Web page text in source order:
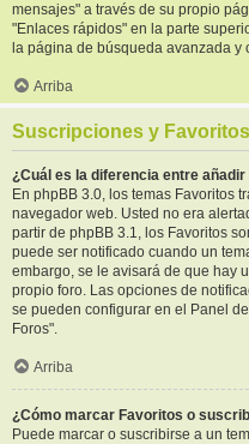
mensajes" a través de su propio
"Enlaces rápidos" en la parte
la página de búsqueda avanzada
Arriba
Suscripciones y Favoritos
¿Cuál es la diferencia entre
En phpBB 3.0, los temas Favoritos
navegador web. Usted no era
partir de phpBB 3.1, los Favoritos
puede ser notificado cuando un
embargo, se le avisará de que hay
propio foro. Las opciones de
se pueden configurar en el Panel
Foros".
Arriba
¿Cómo marcar Favoritos o
Puede marcar o suscribirse a un